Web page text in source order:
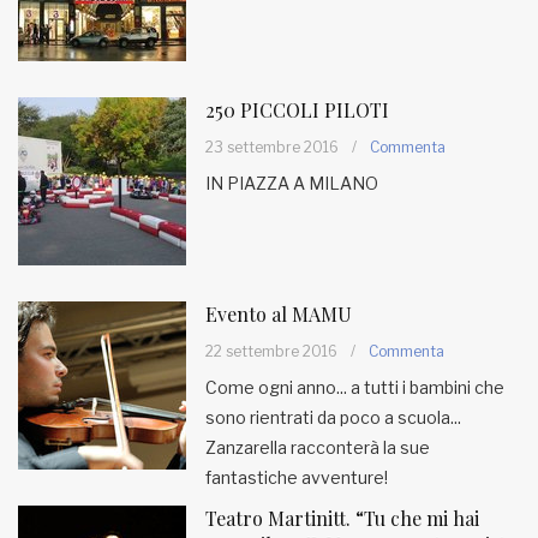
250 PICCOLI PILOTI
23 settembre 2016 / Commenta
IN PIAZZA A MILANO
Evento al MAMU
22 settembre 2016 / Commenta
Come ogni anno... a tutti i bambini che
sono rientrati da poco a scuola...
Zanzarella racconterà la sue
fantastiche avventure!
Teatro Martinitt. “Tu che mi hai